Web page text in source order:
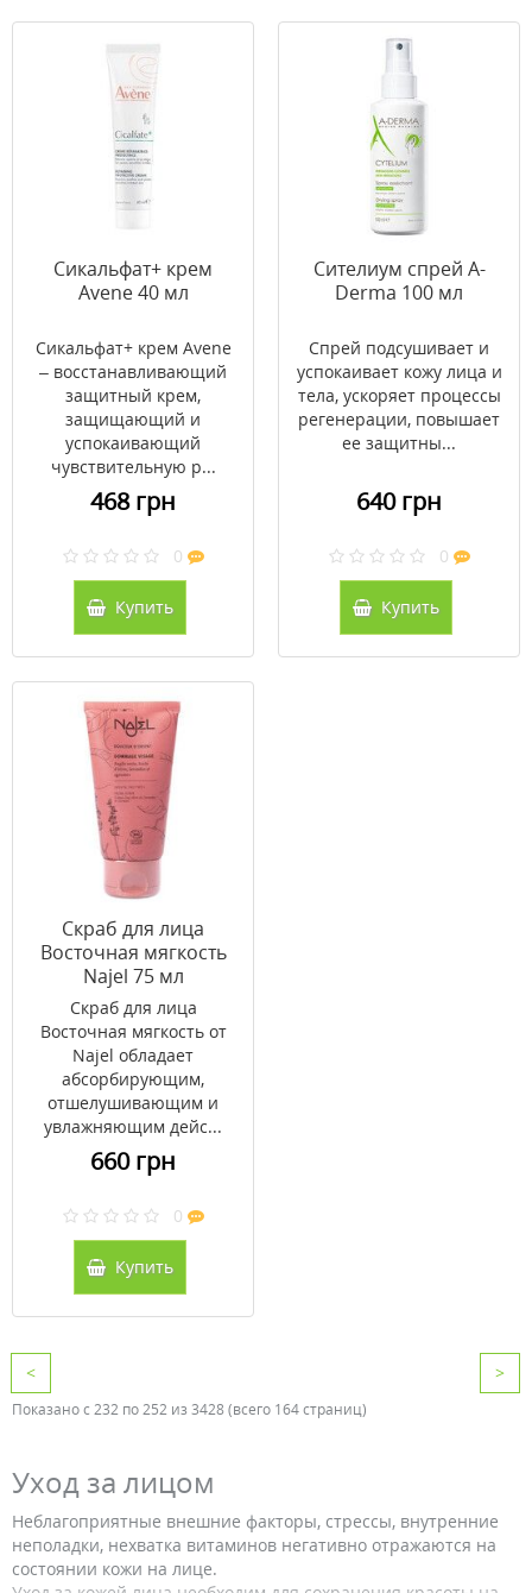
Сикальфат+ крем
Avene 40 мл
Сикальфат+ крем Avene
– восстанавливающий
защитный крем,
защищающий и
успокаивающий
чувствительную р...
468 грн
0
Купить
Сителиум спрей A-
Derma 100 мл
Спрей подсушивает и
успокаивает кожу лица и
тела, ускоряет процессы
регенерации, повышает
ее защитны...
640 грн
0
Купить
Скраб для лица
Восточная мягкость
Najel 75 мл
Скраб для лица
Восточная мягкость от
Najel обладает
абсорбирующим,
отшелушивающим и
увлажняющим дейс...
660 грн
0
Купить
< >
Показано с 232 по 252 из 3428 (всего 164 страниц)
Уход за лицом
Неблагоприятные внешние факторы, стрессы, внутренние
неполадки, нехватка витаминов негативно отражаются на
состоянии кожи на лице.